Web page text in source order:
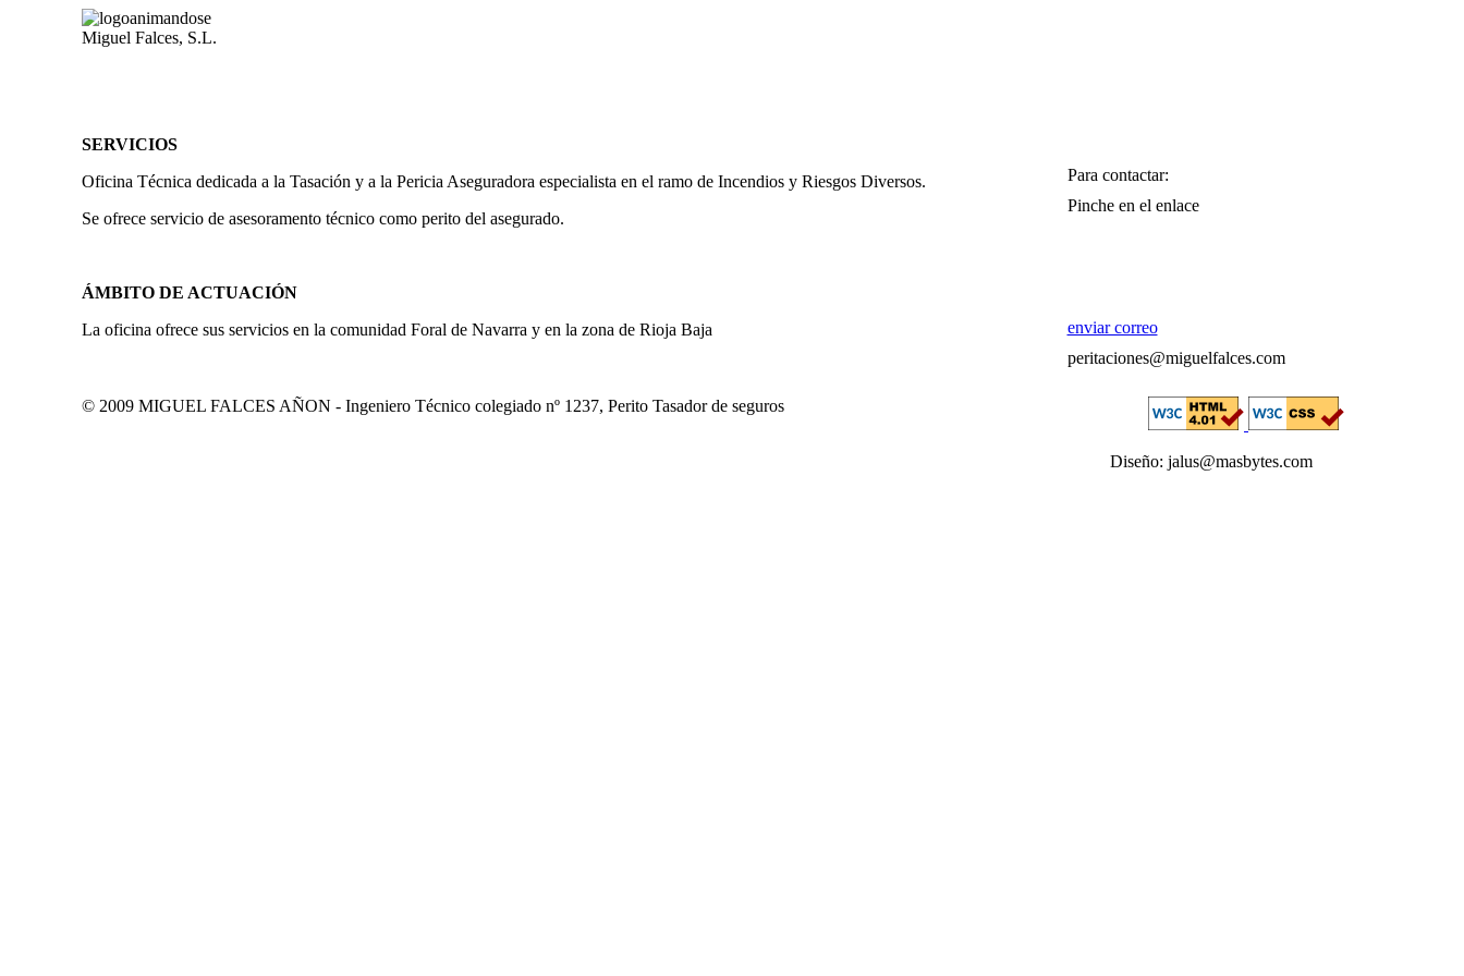
Miguel Falces, S.L.
SERVICIOS
Oficina Técnica dedicada a la Tasación y a la Pericia Aseguradora especialista en el ramo de Incendios y Riesgos Diversos.
Se ofrece servicio de asesoramento técnico como perito del asegurado.
ÁMBITO DE ACTUACIÓN
La oficina ofrece sus servicios en la comunidad Foral de Navarra y en la zona de Rioja Baja
Para contactar:
Pinche en el enlace
enviar correo
peritaciones@miguelfalces.com
© 2009 MIGUEL FALCES AÑON - Ingeniero Técnico colegiado nº 1237, Perito Tasador de seguros
Diseño: jalus@masbytes.com